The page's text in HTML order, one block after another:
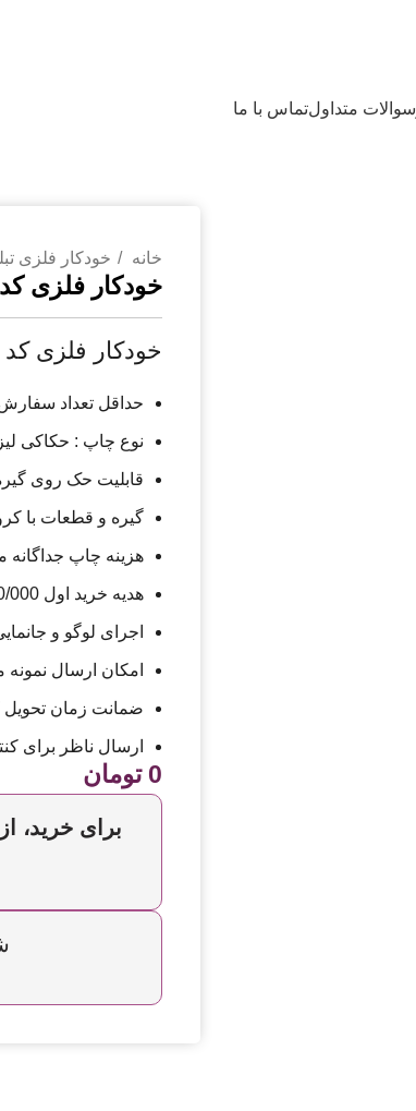
سوالات متداولتماس با ما
خانه خودکار فلزی
خودکار فلزی کد 140P
خودکار فلزی کد 140P
حداقل تعداد سفارش 100
نوع چاپ : حکاکی
قابلیت حک روی
گیره و قطعات با
هزینه چاپ جداگانه
هدیه خرید اول 100/000 تومان تخفیف
اجرای لوگو و
امکان ارسال
ضمانت زمان تحویل
ارسال ناظر برای
0 تومان
برای خرید،